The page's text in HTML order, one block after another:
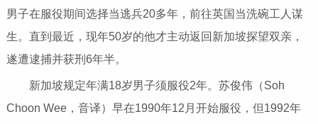
男子在服役期间选择当逃兵20多年，前往英国当洗碗工人谋
生。直到最近，现年50岁的他才主动返回新加坡探望双亲，
遂遭逮捕并获刑6年半。
新加坡规定年满18岁男子须服役2年。苏俊伟（Soh
Choon Wee，音译）早在1990年12月开始服役，但1992年